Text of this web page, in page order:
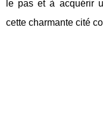
le pas et à acquérir
cette charmante cité